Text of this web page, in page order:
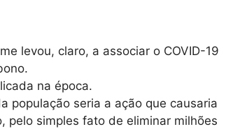
levou, claro, a associar o COVID-19
na época.
população seria a ação que causaria
pelo simples fato de eliminar milhões